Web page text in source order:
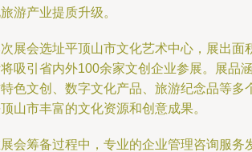
游产业提质升级。
展会选址平顶山市文化艺术中心，展出面
吸引省内外100余家文创企业参展。展品
色文创、数字文化产品、旅游纪念品等多
山市丰富的文化资源和创意成果。
会筹备过程中，专业的企业管理咨询服务